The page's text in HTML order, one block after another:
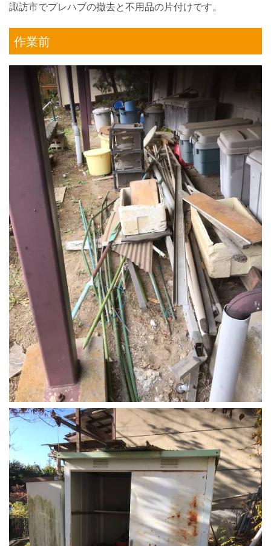
諏訪市でプレハブの撤去と不用品の片付けです。
作業前